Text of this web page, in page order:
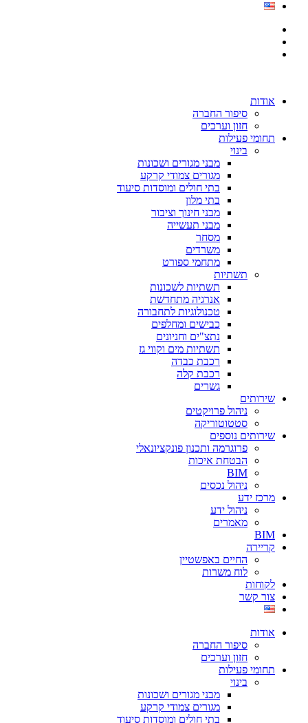
אודות
סיפור החברה
חזון וערכים
תחומי פעילות
בינוי
מבני מגורים ושכונות
מגורים צמודי קרקע
בתי חולים ומוסדות סיעוד
בתי מלון
מבני חינוך וציבור
מבני תעשייה
מסחר
משרדים
מתחמי ספורט
תשתיות
תשתיות לשכונות
אנרגיה מתחדשת
טכנולוגיות לתחבורה
כבישים ומחלפים
נתצ"ים וחניונים
תשתיות מים וקווי גז
רכבת כבדה
רכבת קלה
גשרים
שירותים
ניהול פרויקטים
סטטוטוריקה
שירותים נוספים
פרוגרמה ותכנון פונקציונאלי
הבטחת איכות
BIM
ניהול נכסים
מרכז ידע
ניהול ידע
מאמרים
BIM
קריירה
החיים באפשטיין
לוח משרות
לקוחות
צור קשר
אודות
סיפור החברה
חזון וערכים
תחומי פעילות
בינוי
מבני מגורים ושכונות
מגורים צמודי קרקע
בתי חולים ומוסדות סיעוד